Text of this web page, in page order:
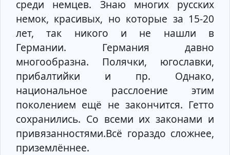
среди немцев. Знаю многих русских
немок, красивых, но которые за 15-20
лет, так никого и не нашли в
Германии. Германия давно
многообразна. Полячки, югославки,
прибалтийки и пр. Однако,
национальное расслоение этим
поколением ещё не закончится. Гетто
сохранились. Со всеми их законами и
привязанностями.Всё гораздо сложнее,
приземлённее.